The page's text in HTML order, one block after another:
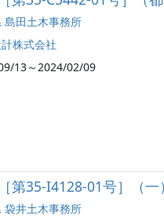
島田土木事務所
株式会社
13～2024/02/09
第35-I4128-01号］（
袋井土木事務所